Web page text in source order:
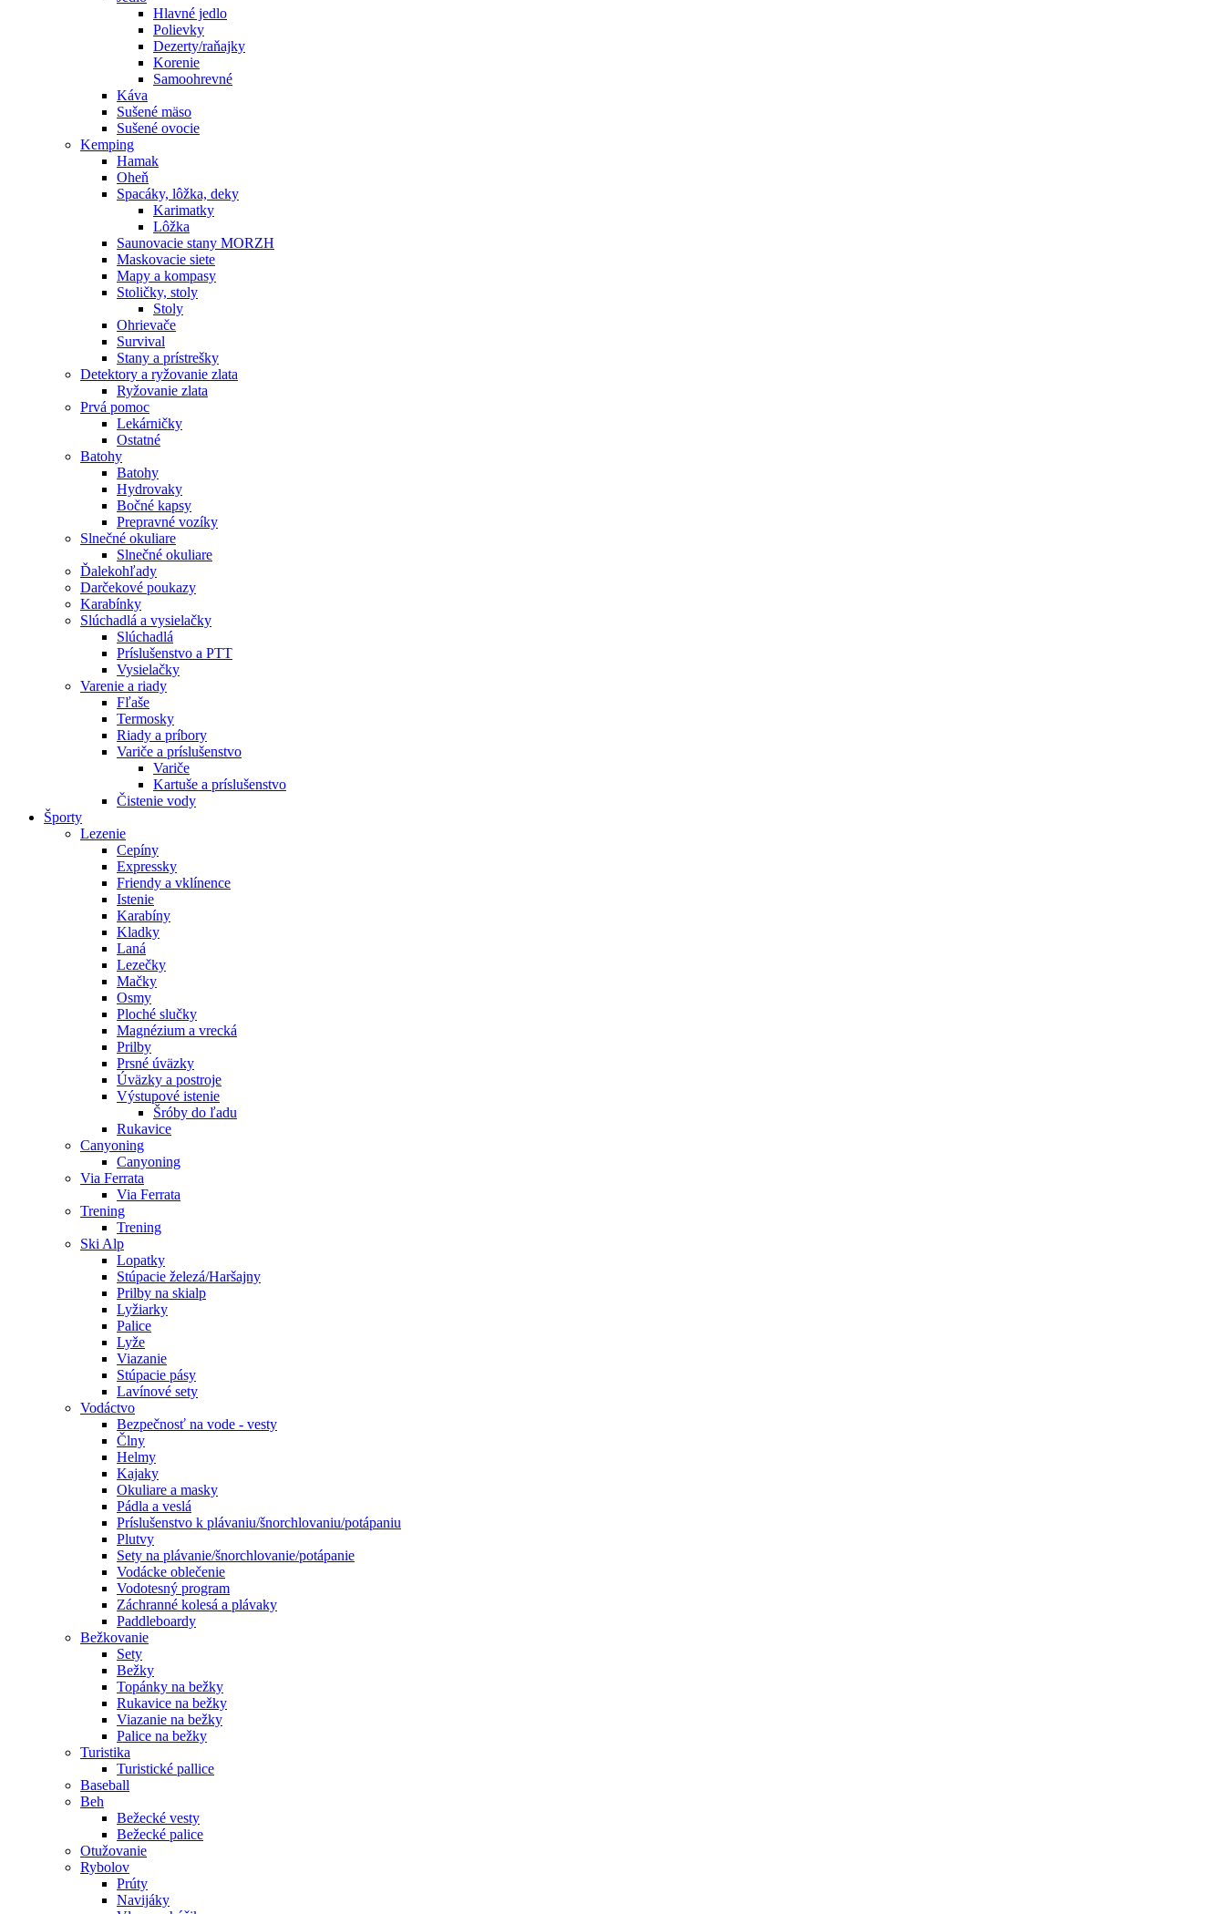
Hlavné jedlo
Polievky
Dezerty/raňajky
Korenie
Samoohrevné
Káva
Sušené mäso
Sušené ovocie
Kemping
Hamak
Oheň
Spacáky, lôžka, deky
Karimatky
Lôžka
Saunovacie stany MORZH
Maskovacie siete
Mapy a kompasy
Stoličky, stoly
Stoly
Ohrievače
Survival
Stany a prístrešky
Detektory a ryžovanie zlata
Ryžovanie zlata
Prvá pomoc
Lekárničky
Ostatné
Batohy
Batohy
Hydrovaky
Bočné kapsy
Prepravné vozíky
Slnečné okuliare
Slnečné okuliare
Ďalekohľady
Darčekové poukazy
Karabínky
Slúchadlá a vysielačky
Slúchadlá
Príslušenstvo a PTT
Vysielačky
Varenie a riady
Fľaše
Termosky
Riady a príbory
Variče a príslušenstvo
Variče
Kartuše a príslušenstvo
Čistenie vody
Športy
Lezenie
Cepíny
Expressky
Friendy a vklínence
Istenie
Karabíny
Kladky
Laná
Lezečky
Mačky
Osmy
Ploché slučky
Magnézium a vrecká
Prilby
Prsné úväzky
Úväzky a postroje
Výstupové istenie
Šróby do ľadu
Rukavice
Canyoning
Canyoning
Via Ferrata
Via Ferrata
Trening
Trening
Ski Alp
Lopatky
Stúpacie železá/Haršajny
Prilby na skialp
Lyžiarky
Palice
Lyže
Viazanie
Stúpacie pásy
Lavínové sety
Vodáctvo
Bezpečnosť na vode - vesty
Člny
Helmy
Kajaky
Okuliare a masky
Pádla a veslá
Príslušenstvo k plávaniu/šnorchlovaniu/potápaniu
Plutvy
Sety na plávanie/šnorchlovanie/potápanie
Vodácke oblečenie
Vodotesný program
Záchranné kolesá a plávaky
Paddleboardy
Bežkovanie
Sety
Bežky
Topánky na bežky
Rukavice na bežky
Viazanie na bežky
Palice na bežky
Turistika
Turistické pallice
Baseball
Beh
Bežecké vesty
Bežecké palice
Otužovanie
Rybolov
Prúty
Navijáky